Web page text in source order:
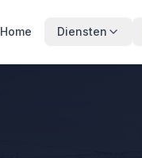
Home Diensten